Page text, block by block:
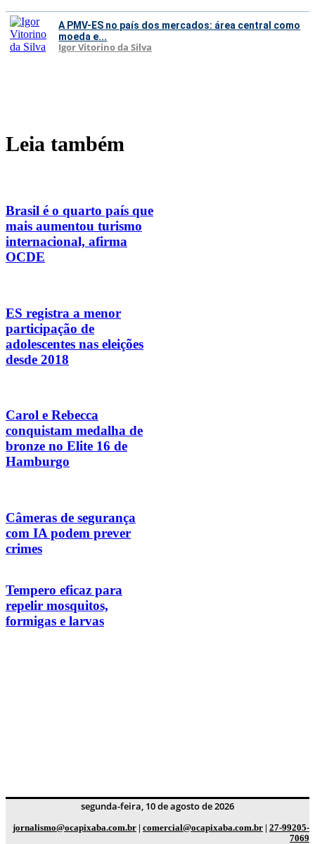
A PMV-ES no país dos mercados: área central como
moeda e...
Igor Vitorino da Silva
Leia também
Brasil é o quarto país que
mais aumentou turismo
internacional, afirma
OCDE
ES registra a menor
participação de
adolescentes nas eleições
desde 2018
Carol e Rebecca
conquistam medalha de
bronze no Elite 16 de
Hamburgo
Câmeras de segurança
com IA podem prever
crimes
Tempero eficaz para
repelir mosquitos,
formigas e larvas
segunda-feira, 10 de agosto de 2026
jornalismo@ocapixaba.com.br | comercial@ocapixaba.com.br | 27-99205-
7069